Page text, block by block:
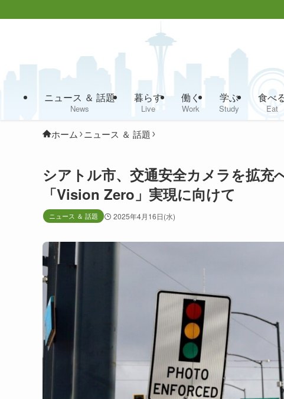
ニュース ＆ 話題
News
暮らす
Live
働く
Work
学ぶ
Study
食べ
Eat
ホーム ニュース ＆ 話題
シアトル市、交通安全カメラを拡充
「Vision Zero」実現に向けて
ニュース ＆ 話題 2025年4月16日(水)